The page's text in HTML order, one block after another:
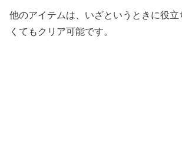
他のアイテムは、いざというときに役立
くてもクリア可能です。